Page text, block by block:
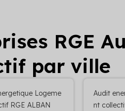
RGE
par ville
Logeme
RGE ALBAN
Audit
nt